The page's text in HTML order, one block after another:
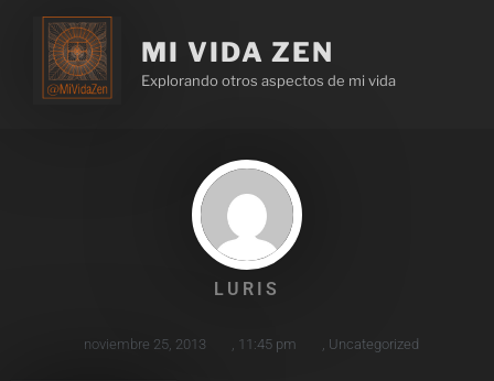
MI VIDA ZEN
Explorando otros aspectos de mi vida
LURIS
noviembre 25, 2013 11:45 pm Uncategorized